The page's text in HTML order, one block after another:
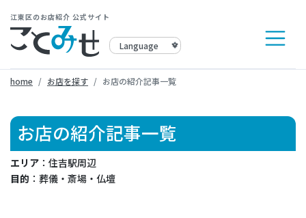
江東区のお店紹介 公式サイト
home お店を探す お店の紹介記事一覧
お店の紹介記事一覧
エリア ：住吉駅周辺
目的 ：葬儀・斎場・仏壇